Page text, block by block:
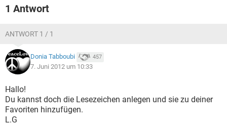
1 Antwort
ANTWORT 1 / 1
Donia Tabboubi 457
7. Juni 2012 um 10:33
Hallo!
Du kannst doch die Lesezeichen anlegen und sie zu deiner
Favoriten hinzufügen.
L.G